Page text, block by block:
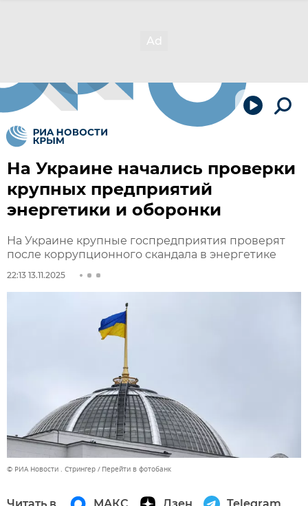
На Украине начались проверки
крупных предприятий
энергетики и оборонки
На Украине крупные госпредприятия проверят
после коррупционного скандала в энергетике
22:13 13.11.2025
© РИА Новости . Стрингер Перейти в фотобанк